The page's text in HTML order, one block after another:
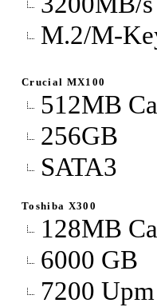
M.2/​M-
Crucial MX100
512MB
256GB
SATA3
Toshiba X300
128MB
6000 GB
7200 Upm